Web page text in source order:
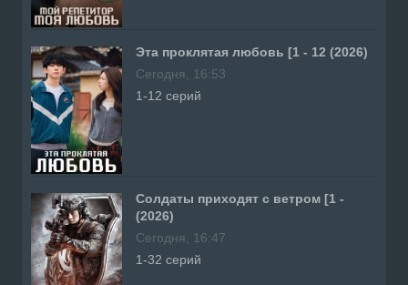
Эта проклятая любовь [1 - 12 (2026)
Сегодня, 16:53
1-12 серий
Солдаты приходят с ветром [1 -
(2026)
Сегодня, 16:47
1-32 серий